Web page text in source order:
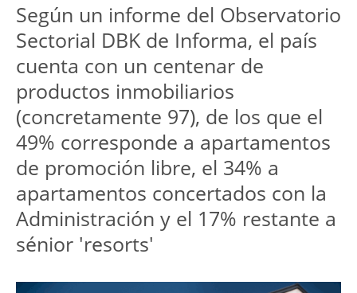
Según un informe del Observatorio
Sectorial DBK de Informa, el país
cuenta con un centenar de
productos inmobiliarios
(concretamente 97), de los que el
49% corresponde a apartamentos
de promoción libre, el 34% a
apartamentos concertados con la
Administración y el 17% restante a
sénior 'resorts'